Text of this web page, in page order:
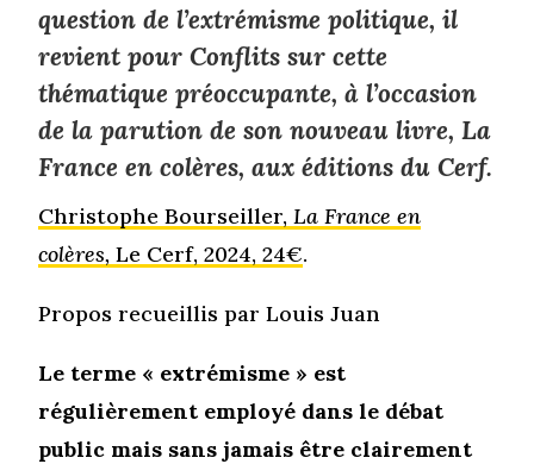
question de l’extrémisme politique, il
revient pourConflits sur cette
thématique préoccupante, à l’occasion
de la parution de son nouveau livre,La
France en colères, aux éditions du Cerf.
Christophe Bourseiller,La France en
colères,Le Cerf, 2024, 24€.
Propos recueillis par Louis Juan
Le terme « extrémisme » est
régulièrement employé dans le débat
public mais sans jamais être clairement